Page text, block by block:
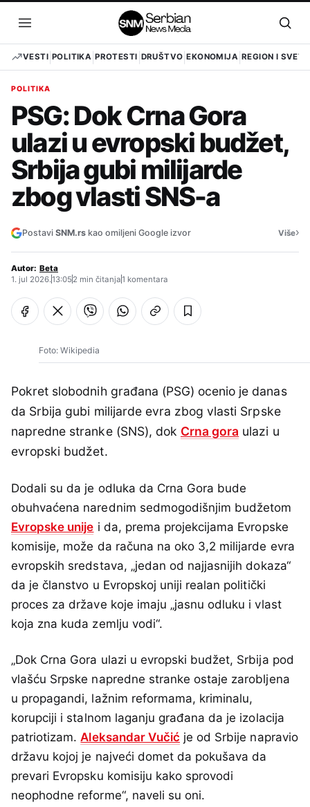
sadržaj
Otvori
meni
VESTI POLITIKA PROTESTI DRUŠTVO EKONOMIJA REGION I SVET
POLITIKA
PSG: Dok Crna Gora
ulazi u evropski budžet,
Srbija gubi milijarde
zbog vlasti SNS-a
Postavi SNM.rs kao omiljeni Google izvor Više›
Autor: Beta
1. jul 2026.13:052 min čitanja1 komentara
Foto: Wikipedia
Pokret slobodnih građana (PSG) ocenio je danas
da Srbija gubi milijarde evra zbog vlasti Srpske
napredne stranke (SNS), dok Crna gora ulazi u
evropski budžet.
Dodali su da je odluka da Crna Gora bude
obuhvaćena narednim sedmogodišnjim budžetom
Evropske unije i da, prema projekcijama Evropske
komisije, može da računa na oko 3,2 milijarde evra
evropskih sredstava, „jedan od najjasnijih dokaza“
da je članstvo u Evropskoj uniji realan politički
proces za države koje imaju „jasnu odluku i vlast
koja zna kuda zemlju vodi“.
„Dok Crna Gora ulazi u evropski budžet, Srbija pod
vlašću Srpske napredne stranke ostaje zarobljena
u propagandi, lažnim reformama, kriminalu,
korupciji i stalnom laganju građana da je izolacija
patriotizam. Aleksandar Vučić je od Srbije napravio
državu kojoj je najveći domet da pokušava da
prevari Evropsku komisiju kako sprovodi
neophodne reforme“, naveli su oni.